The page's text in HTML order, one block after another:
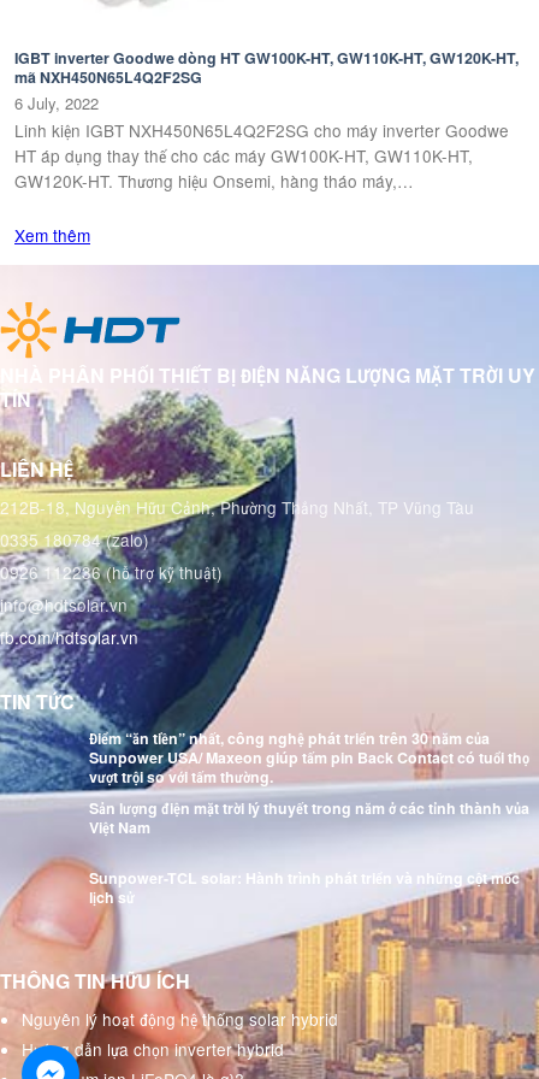
IGBT inverter Goodwe dòng HT GW100K-HT, GW110K-HT, GW120K-HT,
mã NXH450N65L4Q2F2SG
6 July, 2022
Linh kiện IGBT NXH450N65L4Q2F2SG cho máy inverter Goodwe
HT áp dụng thay thế cho các máy GW100K-HT, GW110K-HT,
GW120K-HT. Thương hiệu Onsemi, hàng tháo máy,…
Xem thêm
NHÀ PHÂN PHỐI THIẾT BỊ ĐIỆN NĂNG LƯỢNG MẶT TRỜI UY
TÍN
LIÊN HỆ
212B-18, Nguyễn Hữu Cảnh, Phường Thắng Nhất, TP Vũng Tàu
0335 180784 (zalo)
0926 112236 (hỗ trợ kỹ thuật)
info@hdtsolar.vn
fb.com/hdtsolar.vn
TIN TỨC
Điểm “ăn tiền” nhất, công nghệ phát triển trên 30 năm của
Sunpower USA/ Maxeon giúp tấm pin Back Contact có tuổi thọ
vượt trội so với tấm thường.
Sản lượng điện mặt trời lý thuyết trong năm ở các tỉnh thành vủa
Việt Nam
Sunpower-TCL solar: Hành trình phát triển và những cột mốc
lịch sử
THÔNG TIN HỮU ÍCH
Nguyên lý hoạt động hệ thống solar hybrid
Hướng dẫn lựa chọn inverter hybrid